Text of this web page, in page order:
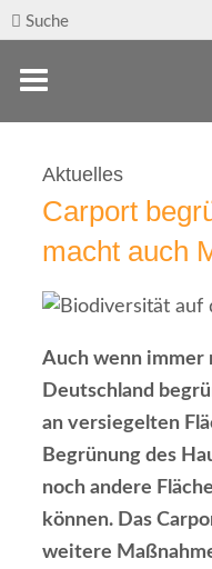
Suche
Aktuelles
Carport
macht auch
Auch wenn immer
Deutschland
an versiegelten
Begrünung des
noch andere
können. Das
weitere